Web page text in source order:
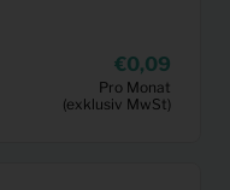
0,09
Pro Monat
(exklusiv MwSt)